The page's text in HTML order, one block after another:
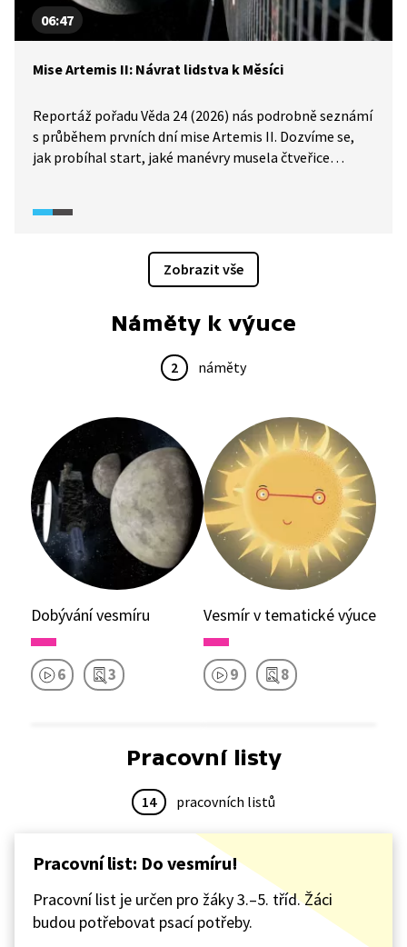
06:47
Mise Artemis II: Návrat lidstva k Měsíci
Reportáž pořadu Věda 24 (2026) nás podrobně seznámí
s průběhem prvních dní mise Artemis II. Dozvíme se,
jak probíhal start, jaké manévry musela čtveřice
Zobrazit vše
Náměty k výuce
2 náměty
Dobývání vesmíru
6 3
Vesmír v tematické výuce
9 8
Pracovní listy
14 pracovních listů
Pracovní list: Do vesmíru!
Pracovní list je určen pro žáky 3.–5. tříd. Žáci
budou potřebovat psací potřeby.